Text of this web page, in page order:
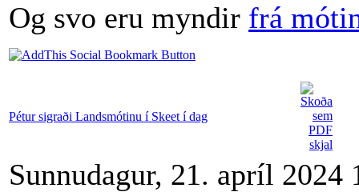
Og svo eru myndir frá
Pétur sigraði Landsmótinu í Skeet í dag
Sunnudagur, 21. apríl 2024